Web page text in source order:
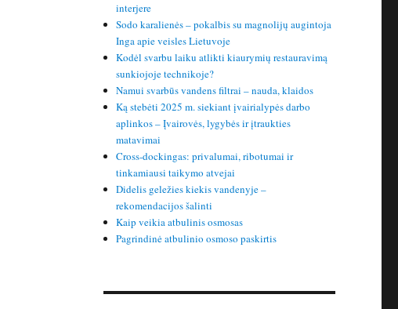
interjere
Sodo karalienės – pokalbis su magnolijų augintoja
Inga apie veisles Lietuvoje
Kodėl svarbu laiku atlikti kiaurymių restauravimą
sunkiojoje technikoje?
Namui svarbūs vandens filtrai – nauda, klaidos
Ką stebėti 2025 m. siekiant įvairialypės darbo
aplinkos – Įvairovės, lygybės ir įtraukties
matavimai
Cross-dockingas: privalumai, ribotumai ir
tinkamiausi taikymo atvejai
Didelis geležies kiekis vandenyje –
rekomendacijos šalinti
Kaip veikia atbulinis osmosas
Pagrindinė atbulinio osmoso paskirtis